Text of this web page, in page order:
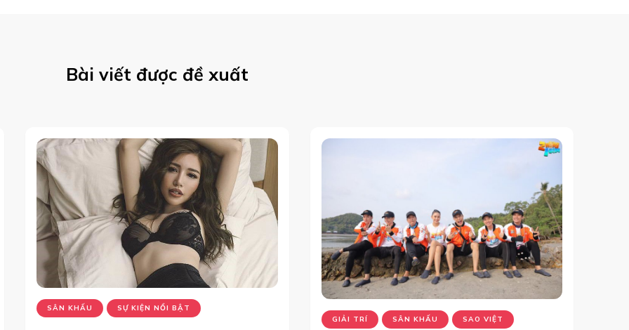
Bài viết được đề xuất
SÂN KHẤU SỰ KIỆN NỔI BẬT
GIẢI TRÍ SÂN KHẤU SAO VIỆT